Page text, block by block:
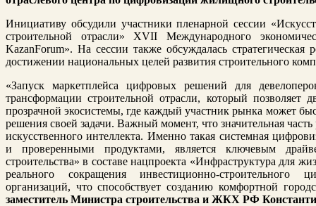
Инициативу обсудили участники пленарной сессии
строительной отрасли» XVII Международного
KazanForum». На сессии также обсуждалась стратегическая
достижении национальных целей развития строительного
«Запуск маркетплейса цифровых решений для
трансформации строительной отрасли, который позволяет
прозрачной экосистемы, где каждый участник рынка может
решения своей задачи. Важный момент, что значительная
искусственного интеллекта. Именно такая системная
и проверенными продуктами, является ключевым
строительства» в составе нацпроекта «Инфраструктура для
реального сокращения инвестиционно-строительного
организаций, что способствует созданию комфортной
заместитель Министра строительства и ЖКХ РФ